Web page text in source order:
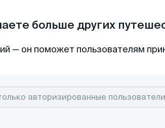
больше других
— он поможет пользователям